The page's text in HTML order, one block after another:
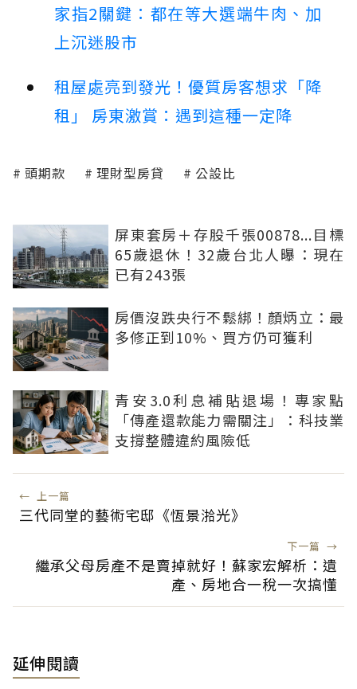
家指2關鍵：都在等大選端牛肉、加
上沉迷股市
租屋處亮到發光！優質房客想求「降
租」 房東激賞：遇到這種一定降
頭期款 理財型房貸 公設比
屏東套房＋存股千張00878...目標
65歲退休！32歲台北人曝：現在
已有243張
房價沒跌央行不鬆綁！顏炳立：最
多修正到10%、買方仍可獲利
青安3.0利息補貼退場！專家點
「傳產還款能力需關注」：科技業
支撐整體違約風險低
← 上一篇
三代同堂的藝術宅邸《恆景湁光》
下一篇 →
繼承父母房產不是賣掉就好！蘇家宏解析：遺
產、房地合一稅一次搞懂
延伸閱讀